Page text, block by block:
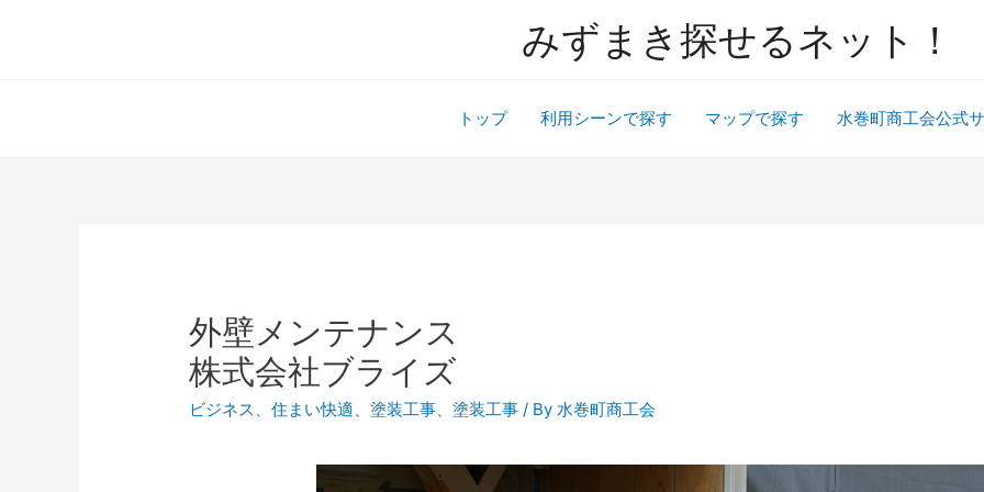
みずまき探せるネット！
トップ 利用シーンで探す マップで探す 水巻町商工会公式
外壁メンテナンス
株式会社ブライズ
ビジネス 、住まい快適、塗装工事、塗装工事 / By水巻町商工会